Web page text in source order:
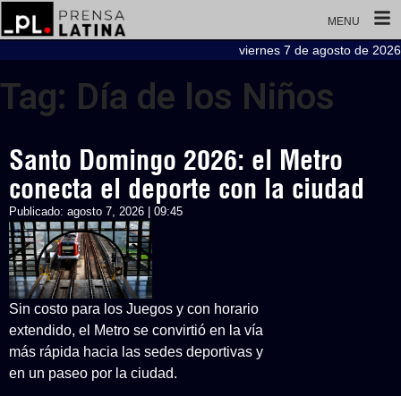
MENU
viernes 7 de agosto de 2026
Tag: Día de los Niños
Santo Domingo 2026: el Metro
conecta el deporte con la ciudad
Publicado: agosto 7, 2026 | 09:45
Sin costo para los Juegos y con horario
extendido, el Metro se convirtió en la vía
más rápida hacia las sedes deportivas y
en un paseo por la ciudad.